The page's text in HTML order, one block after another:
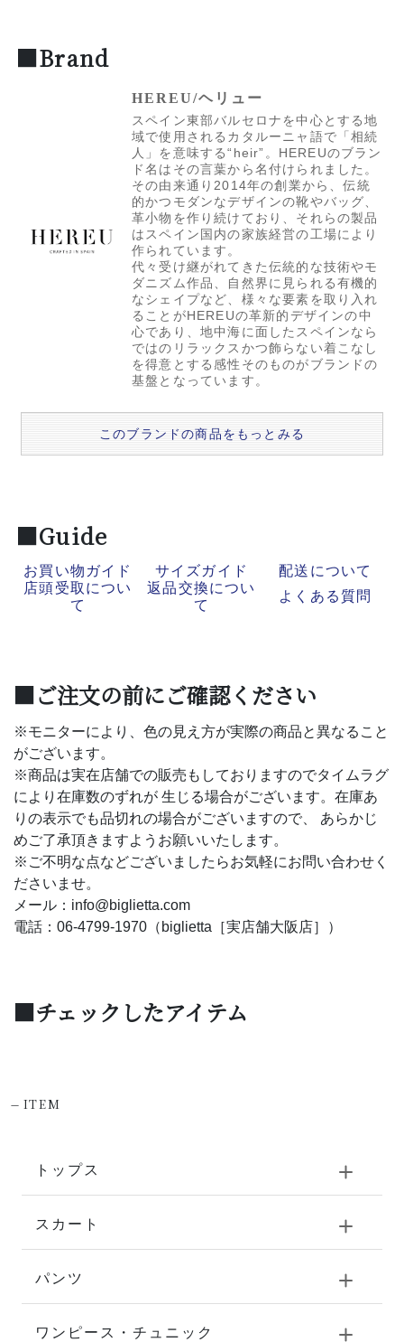
■Brand
HEREU/ヘリュー
スペイン東部バルセロナを中心とする地
域で使用されるカタルーニャ語で「相続
人」を意味する“heir”。HEREUのブラン
ド名はその言葉から名付けられました。
その由来通り2014年の創業から、伝統
的かつモダンなデザインの靴やバッグ、
革小物を作り続けており、それらの製品
はスペイン国内の家族経営の工場により
作られています。
代々受け継がれてきた伝統的な技術やモ
ダニズム作品、自然界に見られる有機的
なシェイプなど、様々な要素を取り入れ
ることがHEREUの革新的デザインの中
心であり、地中海に面したスペインなら
ではのリラックスかつ飾らない着こなし
を得意とする感性そのものがブランドの
基盤となっています。
このブランドの商品をもっとみる
■Guide
お買い物ガイド サイズガイド
配送について
店頭受取につい
て
返品交換につい
て
よくある質問
■ご注文の前にご確認ください
※モニターにより、色の見え方が実際の商品と異なること
がございます。
※商品は実在店舗での販売もしておりますのでタイムラグ
により在庫数のずれが 生じる場合がございます。在庫あ
りの表示でも品切れの場合がございますので、 あらかじ
めご了承頂きますようお願いいたします。
※ご不明な点などございましたらお気軽にお問い合わせく
ださいませ。
メール：info@biglietta.com
電話：06-4799-1970（biglietta［実店舗大阪店］）
■チェックしたアイテム
-ITEM
トップス
スカート
パンツ
ワンピース・チュニック